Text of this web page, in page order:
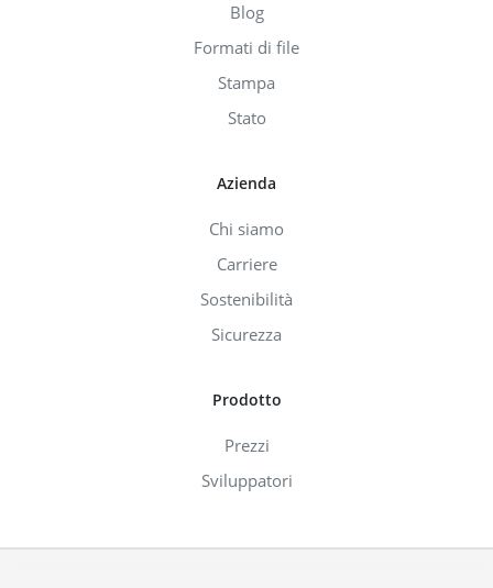
Blog
Formati di file
Stampa
Stato
Azienda
Chi siamo
Carriere
Sostenibilità
Sicurezza
Prodotto
Prezzi
Sviluppatori